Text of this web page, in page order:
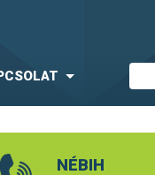
NÉBIH